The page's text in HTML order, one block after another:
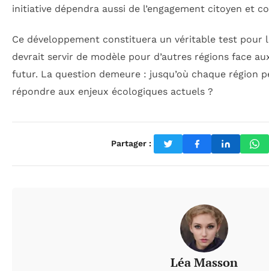
initiative dépendra aussi de l’engagement citoyen et
Ce développement constituera un véritable test pour
devrait servir de modèle pour d’autres régions face
futur. La question demeure : jusqu’où chaque région
répondre aux enjeux écologiques actuels ?
Partager :
Léa Masson